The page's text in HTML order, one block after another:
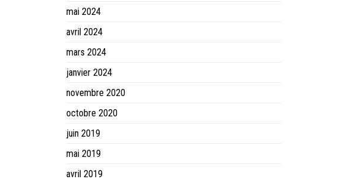
mai 2024
avril 2024
mars 2024
janvier 2024
novembre 2020
octobre 2020
juin 2019
mai 2019
avril 2019